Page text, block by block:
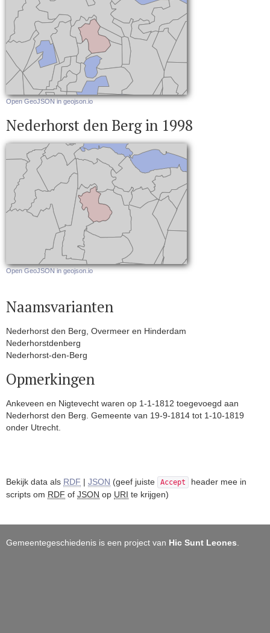
Open GeoJSON in geojson.io
Nederhorst den Berg in 1998
Open GeoJSON in geojson.io
Naamsvarianten
Nederhorst den Berg, Overmeer en Hinderdam
Nederhorstdenberg
Nederhorst-den-Berg
Opmerkingen
Ankeveen en Nigtevecht waren op 1-1-1812 toegevoegd aan
Nederhorst den Berg. Gemeente van 19-9-1814 tot 1-10-1819
onder Utrecht.
Bekijk data als RDF | JSON (geef juiste Accept
header mee in
scripts om RDF of JSON op URI te krijgen)
Gemeentegeschiedenis is een project van Hic Sunt Leones